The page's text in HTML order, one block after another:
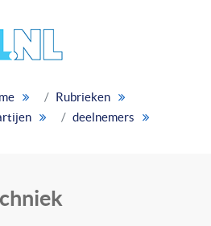
Rubrieken
deelnemers